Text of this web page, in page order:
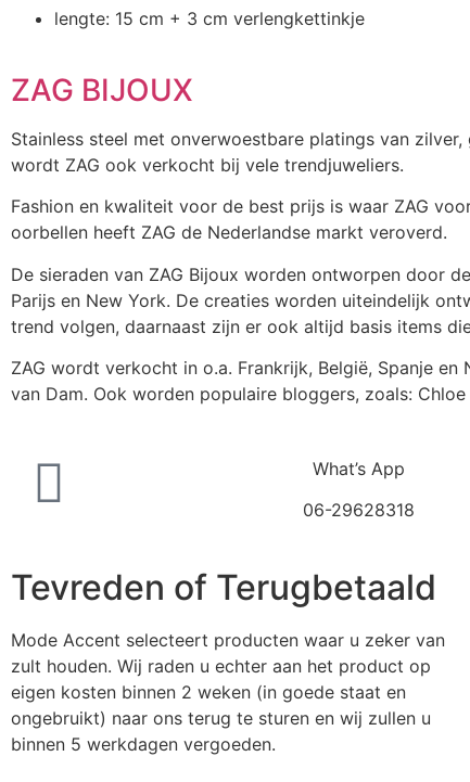
lengte: 15 cm + 3 cm verlengkettinkje
ZAG BIJOUX
Stainless steel met onverwoestbare platings van
wordt ZAG ook verkocht bij vele trendjuweliers.
Fashion en kwaliteit voor de best prijs is waar ZAG
oorbellen heeft ZAG de Nederlandse markt veroverd.
De sieraden van ZAG Bijoux worden ontworpen door
Parijs en New York. De creaties worden uiteindelijk
trend volgen, daarnaast zijn er ook altijd basis items
ZAG wordt verkocht in o.a. Frankrijk, België, Spanje
van Dam. Ook worden populaire bloggers, zoals:
What’s App
06-29628318
Tevreden of Terugbetaald
Mode Accent selecteert producten waar u zeker van
zult houden. Wij raden u echter aan het product op
eigen kosten binnen 2 weken (in goede staat en
ongebruikt) naar ons terug te sturen en wij zullen u
binnen 5 werkdagen vergoeden.